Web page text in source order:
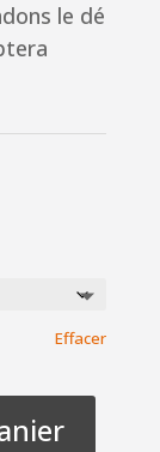
le dé
Effacer